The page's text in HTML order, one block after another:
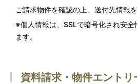
ご請求物件を確認の上、送付先情報
※個人情報は、SSLで暗号化され安
ます。
資料請求・物件エントリ